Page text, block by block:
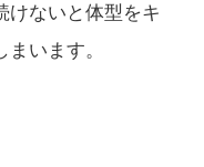
けないと体型をキ
います。